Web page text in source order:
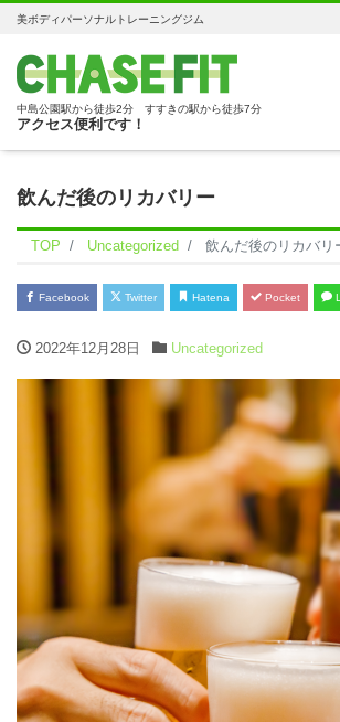
美ボディパーソナルトレーニングジム
中島公園駅から徒歩2分 すすきの駅から徒歩7分
アクセス便利です！
飲んだ後のリカバリー
TOP Uncategorized 飲んだ後のリカバリ
Facebook Twitter Hatena Pocket
2022年12月28日 Uncategorized